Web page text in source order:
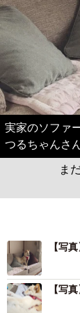
実家のソファ
つるちゃんさ
ま
【写
【写